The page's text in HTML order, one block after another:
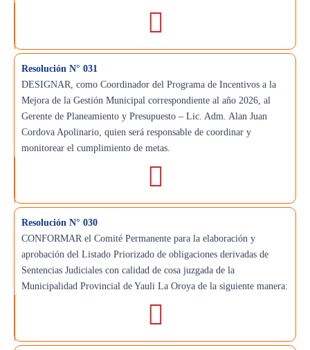
Resolución N° 031
DESIGNAR, como Coordinador del Programa de Incentivos a la
Mejora de la Gestión Municipal correspondiente al año 2026, al
Gerente de Planeamiento y Presupuesto – Lic. Adm. Alan Juan
Cordova Apolinario, quien será responsable de coordinar y
monitorear el cumplimiento de metas.
Resolución N° 030
CONFORMAR el Comité Permanente para la elaboración y
aprobación del Listado Priorizado de obligaciones derivadas de
Sentencias Judiciales con calidad de cosa juzgada de la
Municipalidad Provincial de Yauli La Oroya de la siguiente manera: